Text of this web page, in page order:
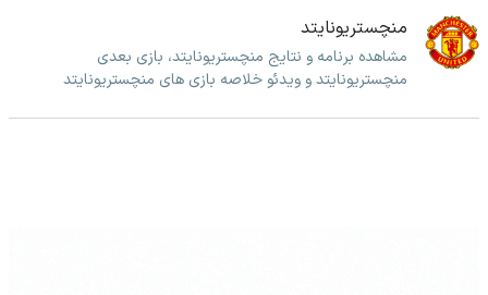
منچستریونایتد
مشاهده برنامه و نتایج منچستریونایتد، بازی بعدی
منچستریونایتد و ویدئو خلاصه بازی های منچستریونایتد